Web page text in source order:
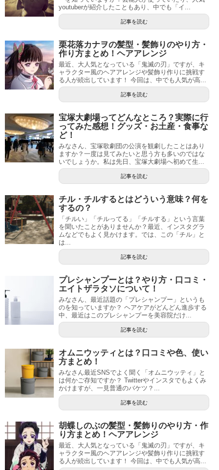
youtuberが紹介したこともあり、中でも「イ...
記事を読む
栗花落カナヲの髪型・髪飾りのやり方・
作り方まとめ！ヘアアレンジ
最近、大人気となっている「鬼滅の刃」ですが、キ
ャラクター風のヘアアレンジや髪飾り作りに挑戦す
る人が続出しています！ 今回は、中でも人気が高...
記事を読む
宝塚大劇場ってどんなところ？実際に行
ってみた感想！グッズ・お土産・食事な
ど！
みなさん、宝塚歌劇団の公演を観劇したことはあり
ますか？一度は見てみたいと思う方も多いのではな
いでしょうか。私は先日、宝塚大劇場へ初めて生...
記事を読む
チル・チルするとはどういう意味？何を
するの？
「チルい」「チルってる」「チルする」という言葉
を聞いたことがありませんか？最近、インスタグラ
ムなどでもよく見かけます。では、この「チル」と
は...
記事を読む
プレシャンプーとは？やり方・口コミ・
エイトザラタソについて！
みなさん、最近話題の「プレシャンプー」というも
のを知っていますか？ ヘアケアがどんどん進歩する
中、最近はこのプレシャンプーを美容院だけ...
記事を読む
オムニウッティとは？口コミや色、使い
方まとめ！
みなさん最近SNSでよく聞く「オムニウッティ」と
は何かご存知ですか？ Twitterやインスタでもよくみ
かけますが、一見普通のバケツ？...
記事を読む
胡蝶しのぶの髪型・髪飾りのやり方・作
り方まとめ！ヘアアレンジ
最近、大人気となっている「鬼滅の刃」ですが、キ
ャラクター風のヘアアレンジや髪飾り作りに挑戦す
る人が続出しています！ 今回は、中でも人気が高...